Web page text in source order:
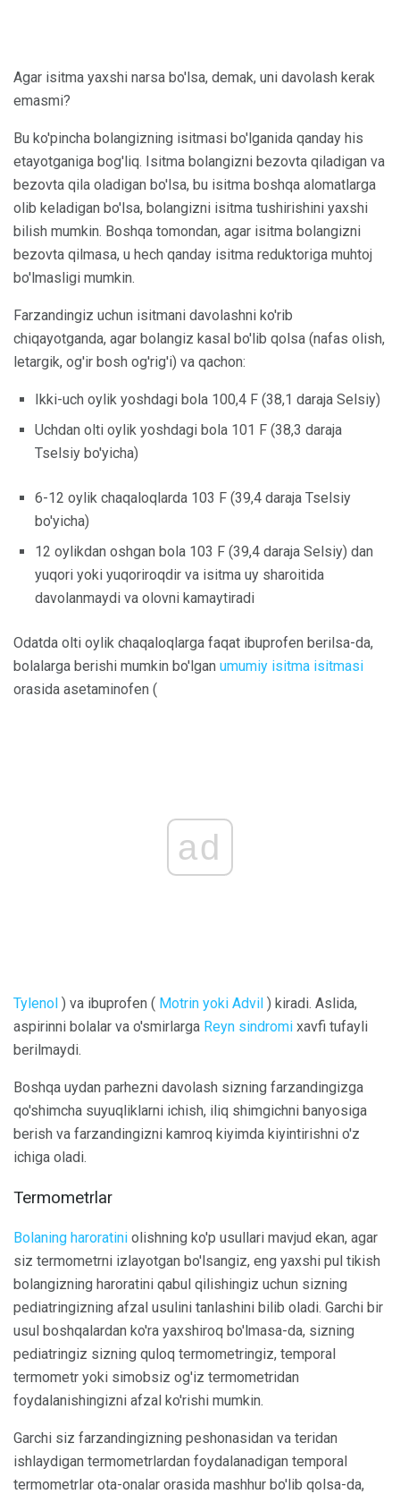
Agar isitma yaxshi narsa bo'lsa, demak, uni davolash kerak
emasmi?
Bu ko'pincha bolangizning isitmasi bo'lganida qanday his
etayotganiga bog'liq. Isitma bolangizni bezovta qiladigan va
bezovta qila oladigan bo'lsa, bu isitma boshqa alomatlarga
olib keladigan bo'lsa, bolangizni isitma tushirishini yaxshi
bilish mumkin. Boshqa tomondan, agar isitma bolangizni
bezovta qilmasa, u hech qanday isitma reduktoriga muhtoj
bo'lmasligi mumkin.
Farzandingiz uchun isitmani davolashni ko'rib
chiqayotganda, agar bolangiz kasal bo'lib qolsa (nafas olish,
letargik, og'ir bosh og'rig'i) va qachon:
Ikki-uch oylik yoshdagi bola 100,4 F (38,1 daraja Selsiy)
Uchdan olti oylik yoshdagi bola 101 F (38,3 daraja
Tselsiy bo'yicha)
6-12 oylik chaqaloqlarda 103 F (39,4 daraja Tselsiy
bo'yicha)
12 oylikdan oshgan bola 103 F (39,4 daraja Selsiy) dan
yuqori yoki yuqoriroqdir va isitma uy sharoitida
davolanmaydi va olovni kamaytiradi
Odatda olti oylik chaqaloqlarga faqat ibuprofen berilsa-da,
bolalarga berishi mumkin bo'lgan umumiy isitma isitmasi
orasida asetaminofen (
ad
Tylenol ) va ibuprofen ( Motrin yoki Advil ) kiradi. Aslida,
aspirinni bolalar va o'smirlarga Reyn sindromi xavfi tufayli
berilmaydi.
Boshqa uydan parhezni davolash sizning farzandingizga
qo'shimcha suyuqliklarni ichish, iliq shimgichni banyosiga
berish va farzandingizni kamroq kiyimda kiyintirishni o'z
ichiga oladi.
Termometrlar
Bolaning haroratini olishning ko'p usullari mavjud ekan, agar
siz termometrni izlayotgan bo'lsangiz, eng yaxshi pul tikish
bolangizning haroratini qabul qilishingiz uchun sizning
pediatringizning afzal usulini tanlashini bilib oladi. Garchi bir
usul boshqalardan ko'ra yaxshiroq bo'lmasa-da, sizning
pediatringiz sizning quloq termometringiz, temporal
termometr yoki simobsiz og'iz termometridan
foydalanishingizni afzal ko'rishi mumkin.
Garchi siz farzandingizning peshonasidan va teridan
ishlaydigan termometrlardan foydalanadigan temporal
termometrlar ota-onalar orasida mashhur bo'lib qolsa-da,